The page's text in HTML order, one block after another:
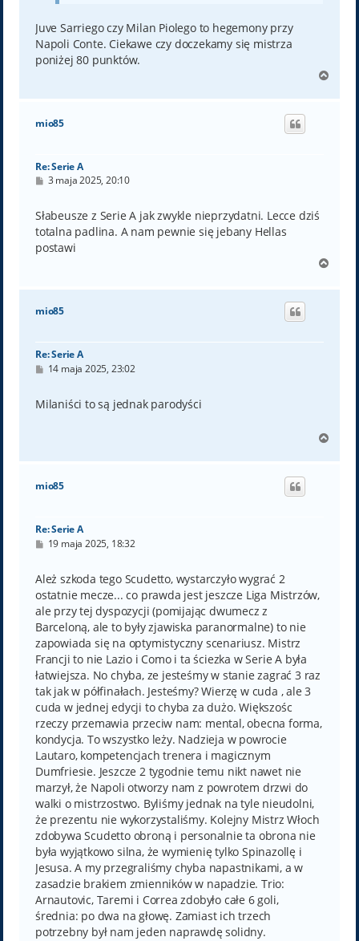
Juve Sarriego czy Milan Piolego to hegemony przy
Napoli Conte. Ciekawe czy doczekamy się mistrza
poniżej 80 punktów.
g
mio85
Re: Serie A
P
t
3 maja 2025, 20:10
Słabeusze z Serie A jak zwykle nieprzydatni. Lecce dziś
totalna padlina. A nam pewnie się jebany Hellas
postawi
g
mio85
Re: Serie A
P
t
14 maja 2025, 23:02
Milaniści to są jednak parodyści
g
mio85
Re: Serie A
P
t
19 maja 2025, 18:32
Ależ szkoda tego Scudetto, wystarczyło wygrać 2
ostatnie mecze... co prawda jest jeszcze Liga Mistrzów,
ale przy tej dyspozycji (pomijając dwumecz z
Barceloną, ale to były zjawiska paranormalne) to nie
zapowiada się na optymistyczny scenariusz. Mistrz
Francji to nie Lazio i Como i ta ściezka w Serie A była
łatwiejsza. No chyba, ze jesteśmy w stanie zagrać 3 raz
tak jak w półfinałach. Jesteśmy? Wierzę w cuda , ale 3
cuda w jednej edycji to chyba za dużo. Większośc
rzeczy przemawia przeciw nam: mental, obecna forma,
kondycja. To wszystko leży. Nadzieja w powrocie
Lautaro, kompetencjach trenera i magicznym
Dumfriesie. Jeszcze 2 tygodnie temu nikt nawet nie
marzył, że Napoli otworzy nam z powrotem drzwi do
walki o mistrzostwo. Byliśmy jednak na tyle nieudolni,
że prezentu nie wykorzystaliśmy. Kolejny Mistrz Włoch
zdobywa Scudetto obroną i personalnie ta obrona nie
była wyjątkowo silna, że wymienię tylko Spinazollę i
Jesusa. A my przegraliśmy chyba napastnikami, a w
zasadzie brakiem zmienników w napadzie. Trio:
Arnautovic, Taremi i Correa zdobyło całe 6 goli,
średnia: po dwa na głowę. Zamiast ich trzech
potrzebny był nam jeden naprawdę solidny.